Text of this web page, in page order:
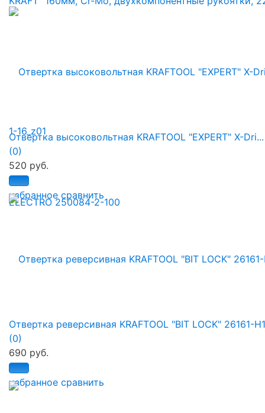
избранное сравнить
Отвертка высоковольтная KRAFTOOL "EXPERT" X-Dri...
(0)
520 руб.
избранное сравнить
Отвертка реверсивная KRAFTOOL "BIT LOCK" 26161-
(0)
690 руб.